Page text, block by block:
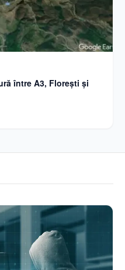
între A3, Florești și